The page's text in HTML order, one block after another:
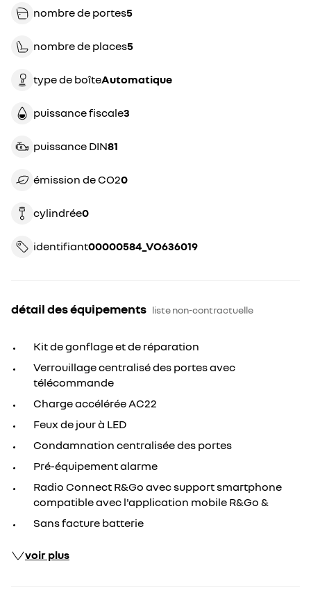
nombre de portes5
nombre de places5
type de boîte automatique
puissance fiscale3
puissance DIN 81
émission de CO20
cylindrée0
identifiant 00000584_VO636019
détail des équipements liste non-contractuelle
Kit de gonflage et de réparation
Verrouillage centralisé des portes avec
télécommande
Charge accélérée AC22
Feux de jour à LED
Condamnation centralisée des portes
Pré-équipement alarme
Radio Connect R&Go avec support smartphone
compatible avec l'application mobile R&Go &
Sans facture batterie
voir plus